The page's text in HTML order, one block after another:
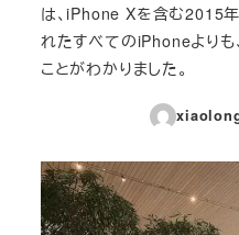
は、iPhone Xを含む2015
れたすべてのiPhoneより
ことがわかりました。